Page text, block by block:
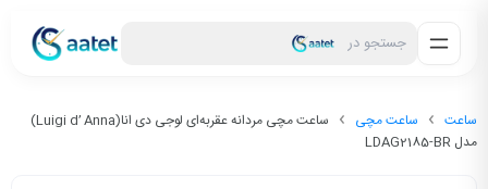
جستجو در
ساعت ساعت مچی
ساعت مچی مردانه عقربه‌ای لوجی دی انا(Luigi d’ Anna)
مدل LDAG2185-BR